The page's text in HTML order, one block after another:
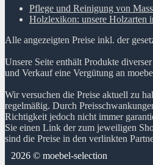
Pflege und Reinigung von
Holzlexikon: unsere Holzarten
Alle angezeigten Preise inkl. der
Unsere Seite enthält Produkte
und Verkauf eine Vergütung an
Wir versuchen die Preise aktuell zu
regelmäßig. Durch
Richtigkeit jedoch nicht immer
Sie einen Link der zum jeweiligen
sind die Preise in den verlinkten
2026 © moebel-selection